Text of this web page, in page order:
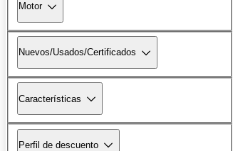
Motor
Nuevos/Usados/Certificados
Características
Perfil de descuento